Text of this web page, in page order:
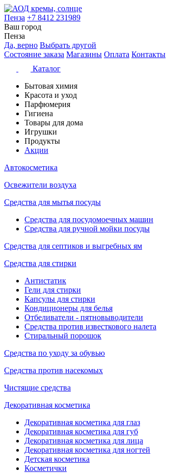
Пенза +7 8412 231989
Ваш город
Пенза
Да, верно Выбрать другой
Состояние заказа Магазины Оплата Контакты
Каталог
Бытовая химия
Красота и уход
Парфюмерия
Гигиена
Товары для дома
Игрушки
Продукты
Акции
Автокосметика
Освежители воздуха
Средства для мытья посуды
Средства для посудомоечных машин
Средства для ручной мойки посуды
Средства для септиков и выгребных ям
Средства для стирки
Антистатик
Гели для стирки
Капсулы для стирки
Кондиционеры для белья
Отбеливатели - пятновыводители
Средства против известкового налета
Стиральный порошок
Средства по уходу за обувью
Средства против насекомых
Чистящие средства
Декоративная косметика
Декоративная косметика для глаз
Декоративная косметика для губ
Декоративная косметика для лица
Декоративная косметика для ногтей
Детская косметика
Косметички